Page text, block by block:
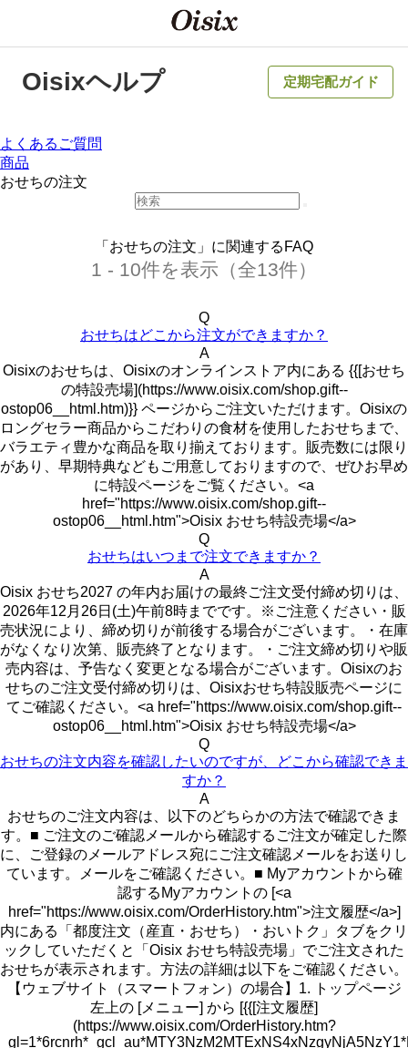
Oisixヘルプ 定期宅配ガイド
よくあるご質問
商品
おせちの注文
「おせちの注文」に関連するFAQ
1 - 10件を表示（全13件）
Q
おせちはどこから注文ができますか？
A
Oisixのおせちは、Oisixのオンラインストア内にある {{[おせち
の特設売場](https://www.oisix.com/shop.gift--
ostop06__html.htm)}} ページからご注文いただけます。Oisixの
ロングセラー商品からこだわりの食材を使用したおせちまで、
バラエティ豊かな商品を取り揃えております。販売数には限り
があり、早期特典などもご用意しておりますので、ぜひお早め
に特設ページをご覧ください。<a
href="https://www.oisix.com/shop.gift--
ostop06__html.htm">Oisix おせち特設売場</a>
Q
おせちはいつまで注文できますか？
A
Oisix おせち2027 の年内お届けの最終ご注文受付締め切りは、
2026年12月26日(土)午前8時までです。※ご注意ください・販
売状況により、締め切りが前後する場合がございます。・在庫
がなくなり次第、販売終了となります。・ご注文締め切りや販
売内容は、予告なく変更となる場合がございます。Oisixのお
せちのご注文受付締め切りは、Oisixおせち特設販売ページに
てご確認ください。<a href="https://www.oisix.com/shop.gift--
ostop06__html.htm">Oisix おせち特設売場</a>
Q
おせちの注文内容を確認したいのですが、どこから確認できま
すか？
A
おせちのご注文内容は、以下のどちらかの方法で確認できま
す。■ ご注文のご確認メールから確認するご注文が確定した際
に、ご登録のメールアドレス宛にご注文確認メールをお送りし
ています。メールをご確認ください。■ Myアカウントから確
認するMyアカウントの [<a
href="https://www.oisix.com/OrderHistory.htm">注文履歴</a>]
内にある「都度注文（産直・おせち）・おいトク」タブをクリ
ックしていただくと「Oisix おせち特設売場」でご注文された
おせちが表示されます。方法の詳細は以下をご確認ください。
【ウェブサイト（スマートフォン）の場合】1. トップページ
左上の [メニュー] から [{{[注文履歴]
(https://www.oisix.com/OrderHistory.htm?